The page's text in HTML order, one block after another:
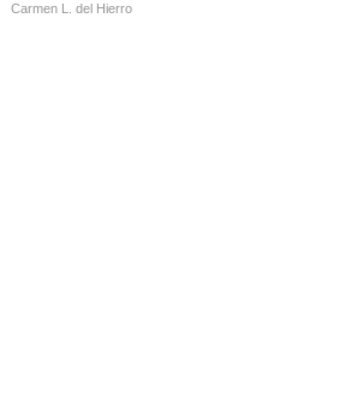
Carmen L. del Hierro